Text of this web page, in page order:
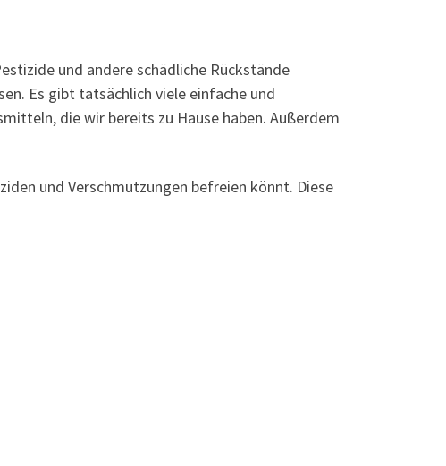
und andere schädliche Rückstände
Es gibt tatsächlich viele einfache und
die wir bereits zu Hause haben. Außerdem
und Verschmutzungen befreien könnt. Diese